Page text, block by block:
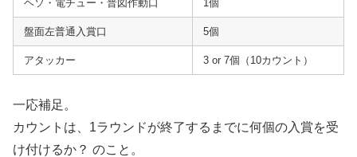
ヘソ・電チュー・普図作動口 1個
盤面左普通入賞口 5個
アタッカー 3 or 7個（10カウント）
一応補足。
カウントは、1ラウンドが終了するまでに何個の入賞を受
け付けるか？ のこと。